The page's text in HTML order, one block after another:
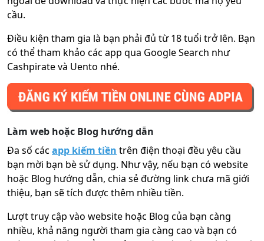
cầu.
Điều kiện tham gia là bạn phải đủ từ 18 tuổi trở lên. Bạn
có thể tham khảo các app qua Google Search như
Cashpirate và Uento nhé.
Làm web hoặc Blog hướng dẫn
Đa số các app kiếm tiền trên điện thoại đều yêu cầu
bạn mời bạn bè sử dụng. Như vậy, nếu bạn có website
hoặc Blog hướng dẫn, chia sẻ đường link chưa mã giới
thiệu, bạn sẽ tích được thêm nhiều tiền.
Lượt truy cập vào website hoặc Blog của bạn càng
nhiều, khả năng người tham gia càng cao và bạn có